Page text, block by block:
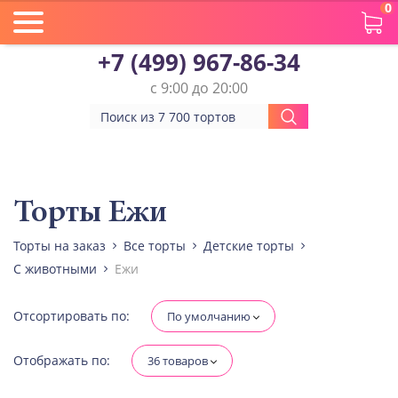
0
+7 (499) 967-86-34
с 9:00 до 20:00
Количество ярусов
При выборе яруса вес изменится
Разные начинки для ярусов
Торты Ежи
Торты на заказ Все торты
Детские торты
С животными
Ежи
Отсортировать по: По умолчанию
Отображать по: 36 товаров